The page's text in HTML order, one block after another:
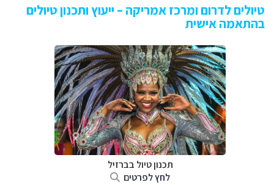
טיולים לדרום ומרכז אמריקה – ייעוץ ותכנון טיולים
בהתאמה אישית
תכנון טיול בברזיל
לחץ לפרטים